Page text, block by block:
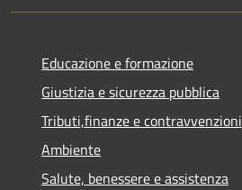
Educazione e formazione
Giustizia e sicurezza pubblica
Tributi,finanze e contravvenzioni
Ambiente
Salute, benessere e assistenza